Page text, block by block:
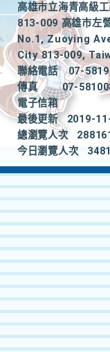
高雄市立海青高級
813-009 高雄市左
No.1, Zuoying
City 813-009,
聯絡電話
07-
傳真
07-
電子信箱
最後更新
2019-
總瀏覽人次
今日瀏覽人次
3481